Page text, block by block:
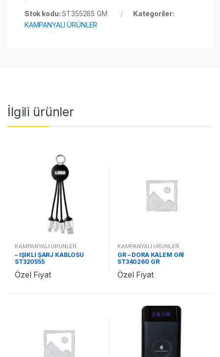
Stok kodu:ST355285 GM
Kategoriler:
KAMPANYALI ÜRÜNLER
İlgili ürünler
KAMPANYALI ÜRÜNLER
– IŞIKLI ŞARJ KABLOSU
ST320555
Özel Fiyat
KAMPANYALI ÜRÜNLER
GR – DORA KALEM GRİ
ST340260 GR
Özel Fiyat